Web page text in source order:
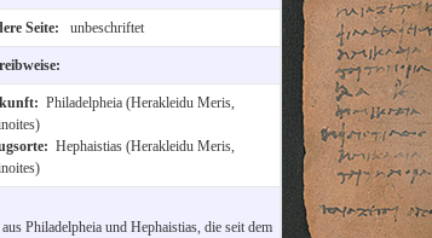
Seite: unbeschriftet
Philadelpheia (Herakleidu Meris,
Hephaistias (Herakleidu Meris,
Philadelpheia und Hephaistias, die seit dem